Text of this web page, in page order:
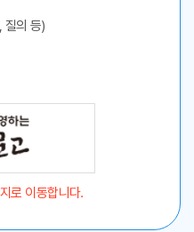
질의 등)
로 이동합니다.